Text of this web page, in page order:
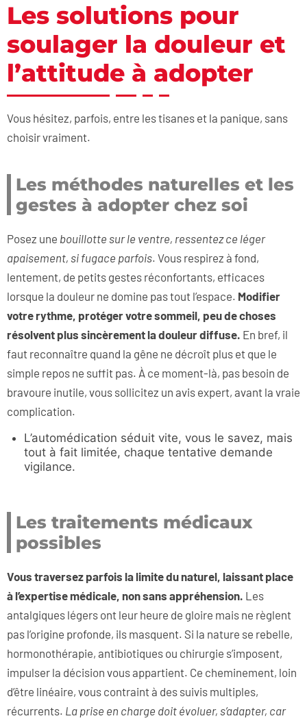
Les solutions pour
soulager la douleur et
l’attitude à adopter
Vous hésitez, parfois, entre les tisanes et la panique, sans
choisir vraiment.
Les méthodes naturelles et les
gestes à adopter chez soi
Posez une bouillotte sur le ventre, ressentez ce léger
apaisement, si fugace parfois. Vous respirez à fond,
lentement, de petits gestes réconfortants, efficaces
lorsque la douleur ne domine pas tout l’espace. Modifier
votre rythme, protéger votre sommeil, peu de choses
résolvent plus sincèrement la douleur diffuse. En bref, il
faut reconnaître quand la gêne ne décroît plus et que le
simple repos ne suffit pas. À ce moment-là, pas besoin de
bravoure inutile, vous sollicitez un avis expert, avant la vraie
complication.
L’automédication séduit vite, vous le savez, mais
tout à fait limitée, chaque tentative demande
vigilance.
Les traitements médicaux
possibles
Vous traversez parfois la limite du naturel, laissant place
à l’expertise médicale, non sans appréhension. Les
antalgiques légers ont leur heure de gloire mais ne règlent
pas l’origine profonde, ils masquent. Si la nature se rebelle,
hormonothérapie, antibiotiques ou chirurgie s’imposent,
impulser la décision vous appartient. Ce cheminement, loin
d’être linéaire, vous contraint à des suivis multiples,
récurrents. La prise en charge doit évoluer, s’adapter, car